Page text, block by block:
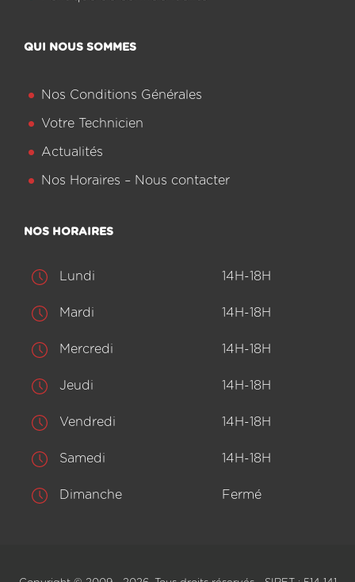
QUI NOUS SOMMES
Nos Conditions Générales
Votre Technicien
Actualités
Nos Horaires – Nous contacter
NOS HORAIRES
Lundi 14H-18H
Mardi 14H-18H
Mercredi 14H-18H
Jeudi 14H-18H
Vendredi 14H-18H
Samedi 14H-18H
Dimanche Fermé